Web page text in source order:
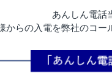
あんしん電話
からの入電を弊社のコー